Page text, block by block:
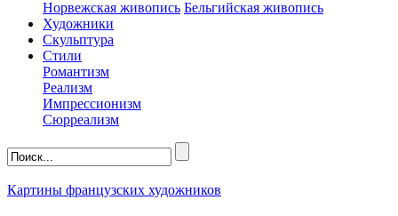
Норвежская живопись Бельгийская живопись
Художники
Скульптура
Стили
Романтизм
Реализм
Импрессионизм
Сюрреализм
Картины французских художников